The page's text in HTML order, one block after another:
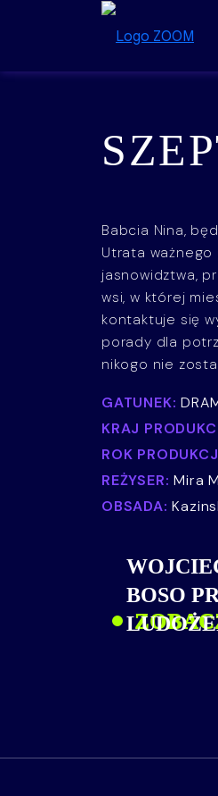
Przejdź do treści
Babcia Nina,
Utrata ważnego
jasnowidztwa,
wsi, w której
kontaktuje się
porady dla
nikogo nie
GATUNEK:
KRAJ
ROK
REŻYSER: Mira
OBSADA:
BOSO